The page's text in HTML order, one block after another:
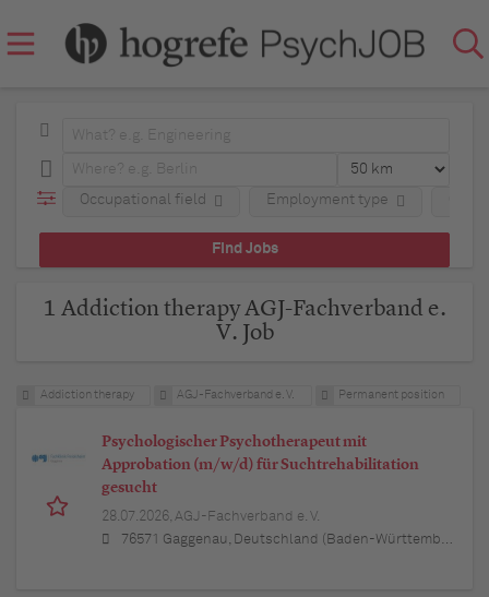
Occupational field Employment type
1 Addiction therapy AGJ-Fachverband e.
V. Job
Addiction therapy AGJ-Fachverband e. V. Permanent position
Psychologischer Psychotherapeut mit
Approbation (m/w/d) für Suchtrehabilitation
gesucht
28.07.2026, AGJ-Fachverband e. V.
76571 Gaggenau, Deutschland (Baden-Württemberg)